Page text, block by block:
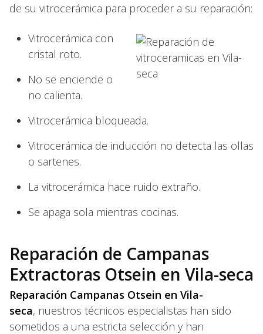
de su vitrocerámica para proceder a su reparación:
Vitrocerámica con
cristal roto.
No se enciende o
no calienta.
Vitrocerámica bloqueada.
Vitrocerámica de inducción no detecta las ollas
o sartenes.
La vitrocerámica hace ruido extraño.
Se apaga sola mientras cocinas.
Reparación de Campanas
Extractoras Otsein en Vila-seca
Reparación Campanas Otsein en Vila-
seca, nuestros técnicos especialistas han sido
sometidos a una estricta selección y han